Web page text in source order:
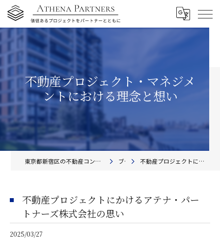
不動産プロジェクト・マネジメ
ントにおける理念と想い
東京都新宿区の不動産コンサルティングならアテナ・パートナーズ株式会社 ブログ 不動産プロジェクトにかけるアテナ・パートナーズ株式会社の思い
不動産プロジェクトにかけるアテナ・パー
トナーズ株式会社の思い
2025/03/27